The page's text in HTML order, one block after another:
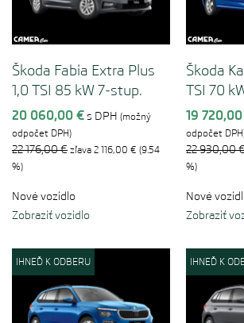
Škoda Fabia Extra Plus
1,0 TSI 85 kW 7-stup.
automat.
20 060,00 €s DPH (možný
odpočet DPH)
22 176,00 € zľava 2 116,00 € (9.54
%)
Nové vozidlo
Zobraziť vozidlo
Škoda
TSI 70
manuál
19
odpočet
22 930,00
%)
Nové
Zobraziť
IHNEĎ K ODBERU IHNEĎ K